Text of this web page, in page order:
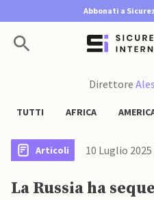
Abbonati a
Direttore
TUTTI AFRICA
Articoli 10 Luglio 2025
La Russia ha